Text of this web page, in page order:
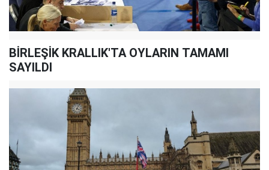
BİRLEŞİK KRALLIK'TA OYLARIN TAMAMI
SAYILDI